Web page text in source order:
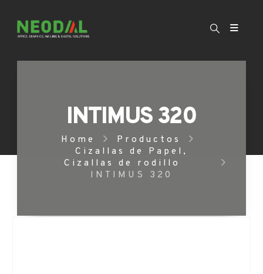
INTIMUS 320
Home
Productos
Cizallas de Papel ,
Cizallas de rodillo
INTIMUS 320